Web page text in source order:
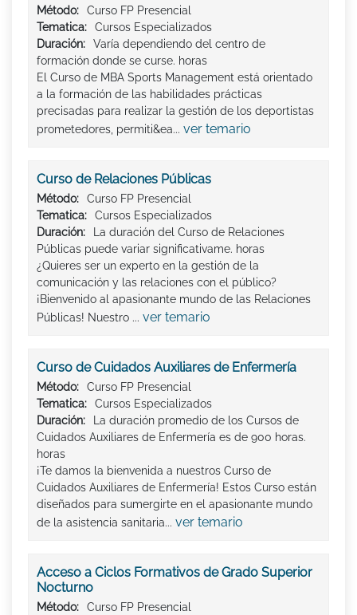
Método:
Curso FP Presencial
Tematica:
Cursos Especializados
Duración:
Varía dependiendo del centro de
formación donde se curse. horas
El Curso de MBA Sports Management está orientado
a la formación de las habilidades prácticas
precisadas para realizar la gestión de los deportistas
prometedores, permiti&ea... ver temario
Curso de Relaciones Públicas
Método:
Curso FP Presencial
Tematica:
Cursos Especializados
Duración:
La duración del Curso de Relaciones
Públicas puede variar significativame. horas
¿Quieres ser un experto en la gestión de la
comunicación y las relaciones con el público?
¡Bienvenido al apasionante mundo de las Relaciones
Públicas! Nuestro ... ver temario
Curso de Cuidados Auxiliares de Enfermería
Método:
Curso FP Presencial
Tematica:
Cursos Especializados
Duración:
La duración promedio de los Cursos de
Cuidados Auxiliares de Enfermería es de 900 horas.
horas
¡Te damos la bienvenida a nuestros Curso de
Cuidados Auxiliares de Enfermería! Estos Curso están
diseñados para sumergirte en el apasionante mundo
de la asistencia sanitaria... ver temario
Acceso a Ciclos Formativos de Grado Superior
Nocturno
Método:
Curso FP Presencial